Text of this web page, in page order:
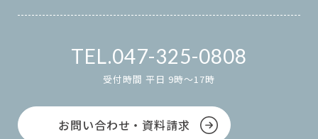
047-325-0808
受付時間 平日 9時～17時
お問い合わせ・資料請求